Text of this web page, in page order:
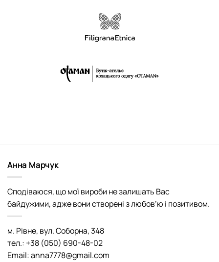
Анна Марчук
Сподіваюся, що мої вироби не залишать Вас
байдужими, адже вони створені з любов’ю і позитивом.
м. Рівне, вул. Соборна, 348
тел.: +38 (050) 690-48-02
Email: anna7778@gmail.com